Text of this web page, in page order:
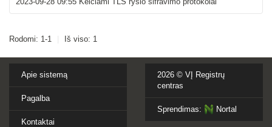
Rodomi: 1-1 Iš viso: 1
Apie sistemą
Pagalba
Kontaktai
2026 © VĮ Registrų
centras
Sprendimas: Nortal